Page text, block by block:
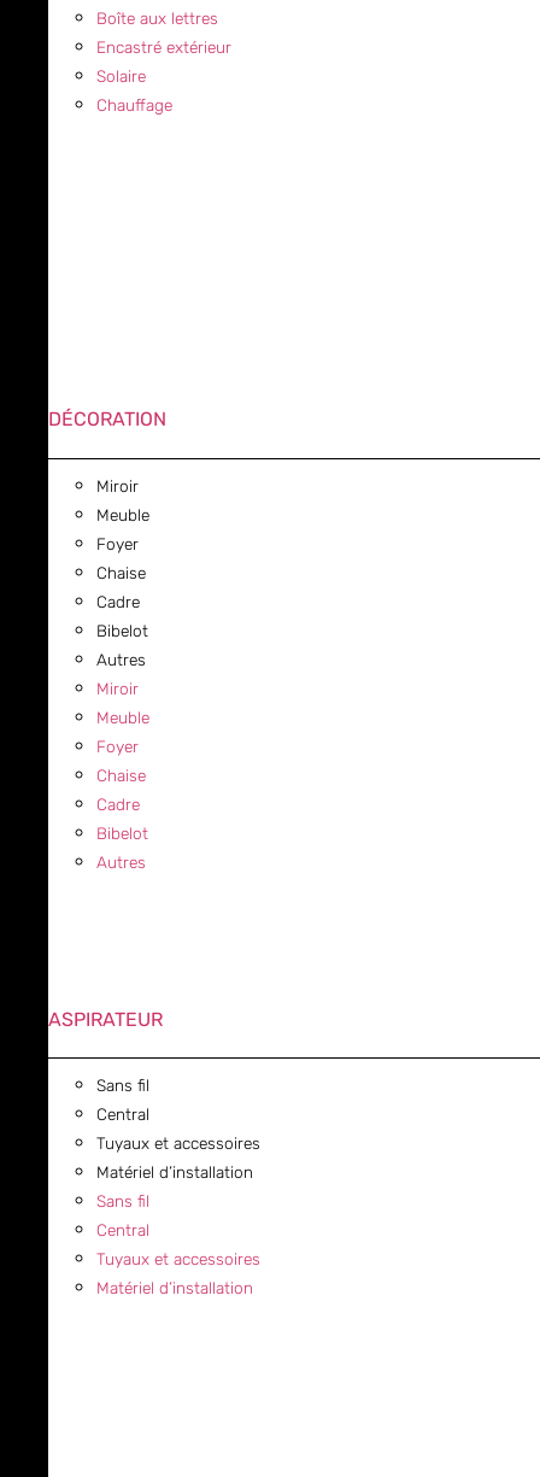
Boîte aux lettres
Encastré extérieur
Solaire
Chauffage
DÉCORATION
Miroir
Meuble
Foyer
Chaise
Cadre
Bibelot
Autres
Miroir
Meuble
Foyer
Chaise
Cadre
Bibelot
Autres
ASPIRATEUR
Sans fil
Central
Tuyaux et accessoires
Matériel d’installation
Sans fil
Central
Tuyaux et accessoires
Matériel d’installation